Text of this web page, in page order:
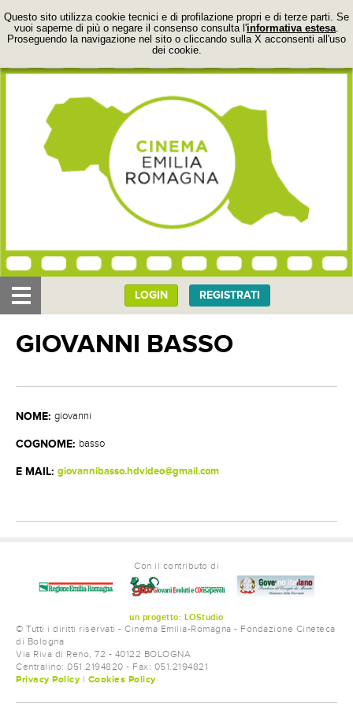
Questo sito utilizza cookie tecnici e di profilazione propri e di terze parti. Se
vuoi saperne di più o negare il consenso consulta l'informativa estesa.
Proseguendo la navigazione nel sito o cliccando sulla X acconsenti all'uso
dei cookie.
LOGIN REGISTRATI
REGISTI
GIOVANNI BASSO
NOME: giovanni
COGNOME: basso
E MAIL: giovannibasso.hdvideo@gmail.com
Con il contributo di
un progetto: LOStudio
© Tutti i diritti riservati - Cinema Emilia-Romagna - Fondazione Cineteca
di Bologna
Via Riva di Reno, 72 - 40122 BOLOGNA
Centralino: 051.2194820 - Fax: 051.2194821
Privacy Policy | Cookies Policy